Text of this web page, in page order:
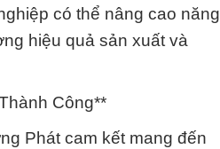
có thể nâng cao năng
hiệu quả sản xuất và
Công**
Phát cam kết mang đến